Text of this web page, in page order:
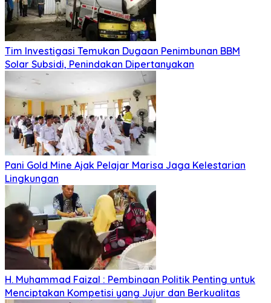
Tim Investigasi Temukan Dugaan Penimbunan BBM
Solar Subsidi, Penindakan Dipertanyakan
Pani Gold Mine Ajak Pelajar Marisa Jaga Kelestarian
Lingkungan
H. Muhammad Faizal : Pembinaan Politik Penting untuk
Menciptakan Kompetisi yang Jujur dan Berkualitas